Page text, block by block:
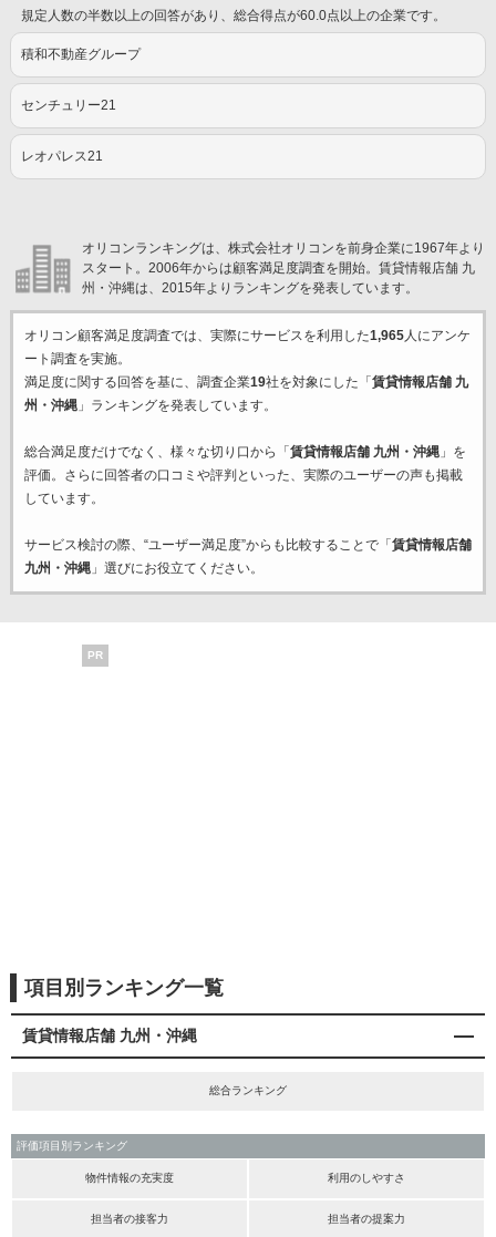
規定人数の半数以上の回答があり、総合得点が60.0点以上の企業です。
積和不動産グループ
センチュリー21
レオパレス21
オリコンランキングは、株式会社オリコンを前身企業に1967年より
スタート。2006年からは顧客満足度調査を開始。賃貸情報店舗 九
州・沖縄は、2015年よりランキングを発表しています。
オリコン顧客満足度調査では、実際にサービスを利用した1,965人にアンケ
ート調査を実施。
満足度に関する回答を基に、調査企業19社を対象にした「 賃貸情報店舗 九
州・沖縄」ランキングを発表しています。
総合満足度だけでなく、様々な切り口から「 賃貸情報店舗 九州・沖縄」を
評価。さらに回答者の口コミや評判といった、実際のユーザーの声も掲載
しています。
サービス検討の際、“ユーザー満足度”からも比較することで「 賃貸情報店舗
九州・沖縄」選びにお役立てください。
PR
項目別ランキング一覧
賃貸情報店舗 九州・沖縄
総合ランキング
評価項目別ランキング
物件情報の充実度 利用のしやすさ
担当者の接客力 担当者の提案力